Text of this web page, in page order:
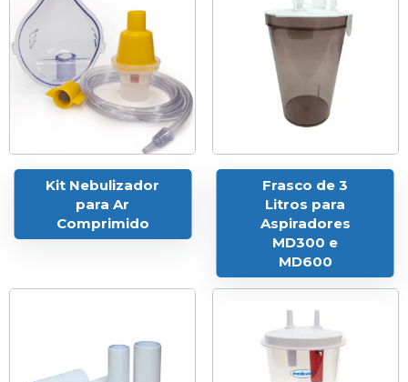
Kit Nebulizador
para Ar
Comprimido
Frasco de 3
Litros para
Aspiradores
MD300 e
MD600